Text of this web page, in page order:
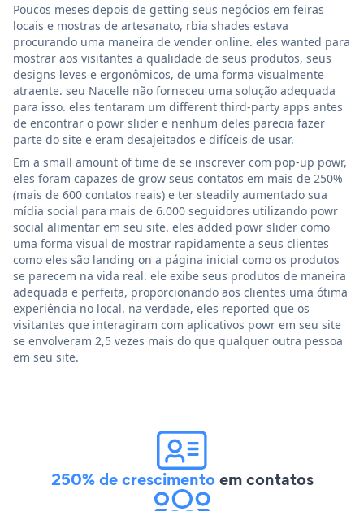
Poucos meses depois de getting seus negócios em feiras
locais e mostras de artesanato, rbia shades estava
procurando uma maneira de vender online. eles wanted para
mostrar aos visitantes a qualidade de seus produtos, seus
designs leves e ergonômicos, de uma forma visualmente
atraente. seu Nacelle não forneceu uma solução adequada
para isso. eles tentaram um different third-party apps antes
de encontrar o powr slider e nenhum deles parecia fazer
parte do site e eram desajeitados e difíceis de usar.
Em a small amount of time de se inscrever com pop-up powr,
eles foram capazes de grow seus contatos em mais de 250%
(mais de 600 contatos reais) e ter steadily aumentado sua
mídia social para mais de 6.000 seguidores utilizando powr
social alimentar em seu site. eles added powr slider como
uma forma visual de mostrar rapidamente a seus clientes
como eles são landing on a página inicial como os produtos
se parecem na vida real. ele exibe seus produtos de maneira
adequada e perfeita, proporcionando aos clientes uma ótima
experiência no local. na verdade, eles reported que os
visitantes que interagiram com aplicativos powr em seu site
se envolveram 2,5 vezes mais do que qualquer outra pessoa
em seu site.
250% de crescimentoem contatos